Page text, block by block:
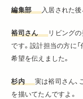
編集部 入居された後
裕司さん
リビング
です。設計担当の方に
希望を伝えました。
杉内
実は裕司さん、
を描いてたんですよ。